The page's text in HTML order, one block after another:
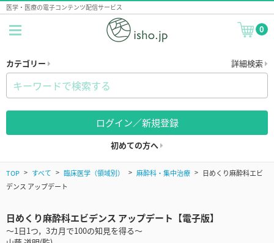
医学・医療の電子コンテンツ配信サービス
0
カテゴリー 詳細検索
ログイン／新規登録
初めての方へ
TOP すべて 臨床医学（領域別） 麻酔科・集中治療
日めくり麻酔科エビ
デンス アップデート
日めくり麻酔科エビデンス アップデート【電子版】
～1日1つ，3カ月で100の知見を得る～